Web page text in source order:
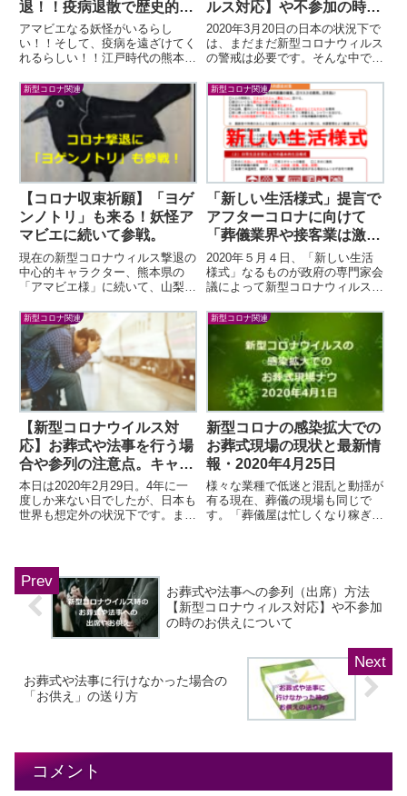
退！！疫病退散で歴史的に
活躍！！
アマビエなる妖怪がいるらし
い！！そして、疫病を遠ざけてく
れるらしい！！江戸時代の熊本に
流行した場合は自分の姿を書き写
した絵図を人々に早々に見せなさ
い」と言って海に消えたと...
ルス対応】や不参加の時の
お供えについて
2020年3月20日の日本の状況下で
は、まだまだ新型コロナウィルス
の警戒は必要です。そんな中でも
ればならないセレモニー（儀式）
です。現在は、お葬式をする側も
出席する側も無...
新型コロナ関連
【コロナ収束祈願】「ヨゲ
ンノトリ」も来る！妖怪ア
マビエに続いて参戦。
現在の新型コロナウィルス撃退の
中心的キャラクター、熊本県の
「アマビエ様」に続いて、山梨県
す。どのような予言か気になった
ので、調べてみました。新型コロ
ナウィルスとの戦いは、長...
新型コロナ関連
「新しい生活様式」提言で
アフターコロナに向けて
「葬儀業界や接客業は激
変」…。
2020年５月４日、「新しい生活
様式」なるものが政府の専門家会
議によって新型コロナウィルスの
治療薬やワクチンが「まだこれか
ら」の状況で、長期化する新型コ
ロナウィルスの感染...
新型コロナ関連
【新型コロナウイルス対
応】お葬式や法事を行う場
合や参列の注意点。キャン
セルや延期は失礼なのか？
本日は2020年2月29日。4年に一
度しか来ない日でしたが、日本も
世界も想定外の状況下です。まさ
期のお葬式や法事...
新型コロナ関連
新型コロナの感染拡大での
お葬式現場の現状と最新情
報・2020年4月25日
様々な業種で低迷と混乱と動揺が
有る現在、葬儀の現場も同じで
す。「葬儀屋は忙しくなり稼ぎ時
お葬式や法事への参列（出席）方法
【新型コロナウィルス対応】や不参加
の時のお供えについて
お葬式や法事に行けなかった場合の
「お供え」の送り方
コメント